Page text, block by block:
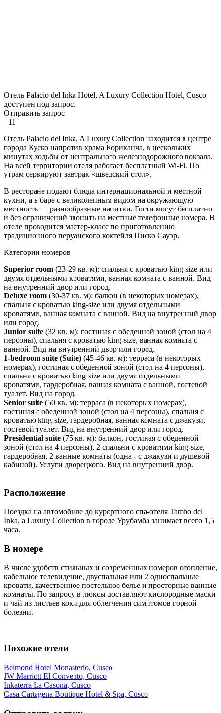
Отель Palacio del Inka Hotel, A Luxury Collection Hotel, Cusco
доступен под запрос.
Отправить запрос
+11
Отель Palacio del Inka, A Luxury Collection находится в центре
города Куско напротив храма Кориканча, в нескольких
минутах ходьбы от центрального железнодорожного вокзала.
На всей территории отеля работает бесплатный Wi-Fi. По
утрам сервируют завтрак «шведский стол».
В ресторане подают блюда интернациональной и местной
кухни, а в баре с великолепным видом на окружающую
местность — разнообразные напитки. Гости могут бесплатно
и без ограничений звонить на местные телефонные номера. В
отеле проводится мастер-класс по приготовлению
традиционного перуанского коктейля Писко Сауэр.
Категории номеров
Superior room (23-29 кв. м): спальня с кроватью king-size или
двумя отдельными кроватями, ванная комната с ванной. Вид
на внутренний двор или город.
Deluxe room (30-37 кв. м): балкон (в некоторых номерах),
спальня с кроватью king-size или двумя отдельными
кроватями, ванная комната с ванной. Вид на внутренний двор
или город.
Junior suite (32 кв. м): гостиная с обеденной зоной (стол на 4
персоны), спальня с кроватью king-size, ванная комната с
ванной. Вид на внутренний двор или город.
1-bedroom suite (Suite) (45-46 кв. м): терраса (в некоторых
номерах), гостиная с обеденной зоной (стол на 4 персоны),
спальня с кроватью king-size или двумя отдельными
кроватями, гардеробная, ванная комната с ванной, гостевой
туалет. Вид на город.
Senior suite (50 кв. м): терраса (в некоторых номерах),
гостиная с обеденной зоной (стол на 4 персоны), спальня с
кроватью king-size, гардеробная, ванная комната с джакузи,
гостевой туалет. Вид на внутренний двор или город.
Presidential suite (75 кв. м): балкон, гостиная с обеденной
зоной (стол на 4 персоны), 2 спальни с кроватями king-size,
гардеробная, 2 ванные комнаты (одна - с джакузи и душевой
кабиной). Услуги дворецкого. Вид на внутренний двор.
Расположение
Поездка на автомобиле до курортного спа-отеля Tambo del
Inka, a Luxury Collection в городе Урубамба занимает всего 1,5
часа.
В номере
В числе удобств стильных и современных номеров отопление,
кабельное телевидение, двуспальная или 2 односпальные
кровати, качественное постельное белье и просторные ванные
комнаты. По запросу в люксы доставляют кислородные маски
и чай из листьев коки для облегчения симптомов горной
болезни.
Похожие отели
Belmond Hotel Monasterio, Cusco
JW Marriott El Convento, Cusco
Inkaterra La Casona, Cusco
Casa Cartagena Boutique Hotel & Spa, Cusco